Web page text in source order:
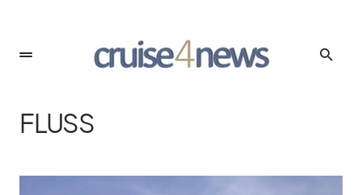
FLUSS